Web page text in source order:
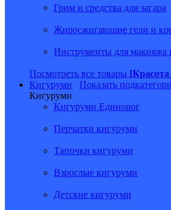
Грим и средства для загара
Жиросжигающие гели и
Инструменты для макияжа
Посмотреть все товары [Красота
Кигуруми
Показать
Кигуруми
Кигуруми Единорог
Перчатки кигуруми
Тапочки кигуруми
Взрослые кигуруми
Детские кигуруми